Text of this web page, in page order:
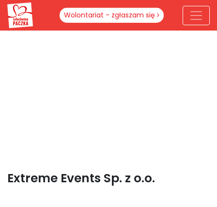
Wolontariat - zgłaszam się
Extreme Events Sp. z o.o.